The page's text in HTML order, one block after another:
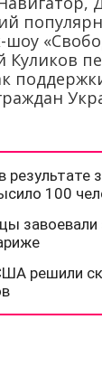
шоу
Куликов